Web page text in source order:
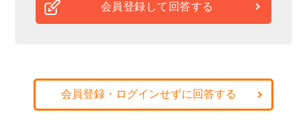
会員登録して回答する
会員登録・ログインせずに回答する